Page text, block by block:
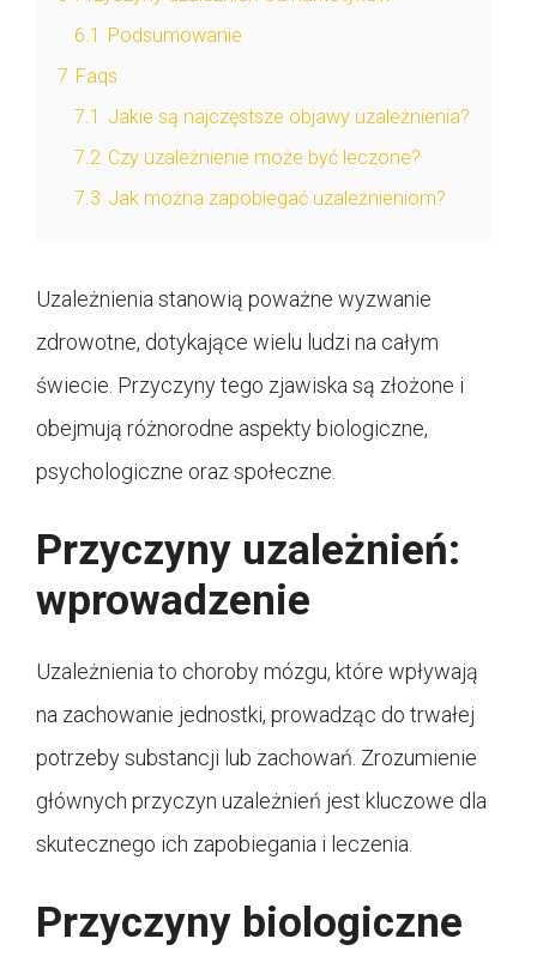
6.1 Podsumowanie
7 Faqs
7.1 Jakie są najczęstsze objawy uzależnienia?
7.2 Czy uzależnienie może być leczone?
7.3 Jak można zapobiegać uzależnieniom?
Uzależnienia stanowią poważne wyzwanie
zdrowotne, dotykające wielu ludzi na całym
świecie. Przyczyny tego zjawiska są złożone i
obejmują różnorodne aspekty biologiczne,
psychologiczne oraz społeczne.
Przyczyny uzależnień:
wprowadzenie
Uzależnienia to choroby mózgu, które wpływają
na zachowanie jednostki, prowadząc do trwałej
potrzeby substancji lub zachowań. Zrozumienie
głównych przyczyn uzależnień jest kluczowe dla
skutecznego ich zapobiegania i leczenia.
Przyczyny biologiczne